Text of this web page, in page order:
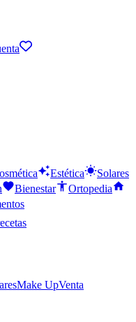
Estética
Solares
Bienestar
Ortopedia
Make UpVenta